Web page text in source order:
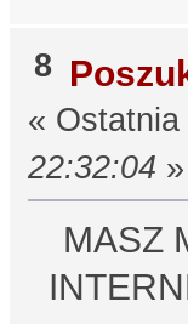
8
«
22:32:04 »
MASZ